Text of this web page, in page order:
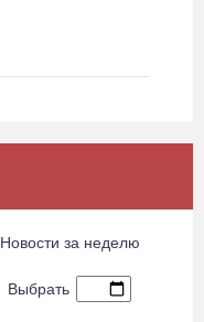
Новости за неделю
Выбрать